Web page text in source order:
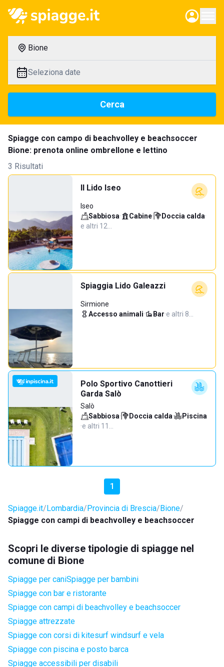
Bione
Seleziona date
Cerca
Spiagge con campo di beachvolley e beachsoccer
Bione: prenota online ombrellone e lettino
3 Risultati
Il Lido Iseo
Iseo
Sabbiosa· Cabine· Doccia calda·
e altri 12…
Spiaggia Lido Galeazzi
Sirmione
Accesso animali· Bar·e altri 8…
Polo Sportivo Canottieri
Garda Salò
Salò
Sabbiosa· Doccia calda·
Piscina
·e altri 11…
1
Spiagge.it Lombardia Provincia di Brescia Bione
Spiagge con campi di beachvolley e beachsoccer
Scopri le diverse tipologie di spiagge nel
comune di Bione
Spiagge per caniSpiagge per bambini
Spiagge con bar e ristorante
Spiagge con campi di beachvolley e beachsoccer
Spiagge attrezzate
Spiagge con corsi di kitesurf windsurf e vela
Spiagge con piscina e posto barca
Spiagge accessibili per disabili